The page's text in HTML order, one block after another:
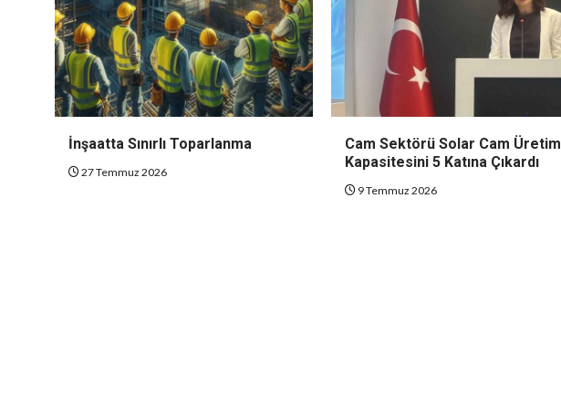
İnşaatta Sınırlı Toparlanma
27 Temmuz 2026
Cam Sektörü Solar Cam Üretim
Kapasitesini 5 Katına Çıkardı
9 Temmuz 2026